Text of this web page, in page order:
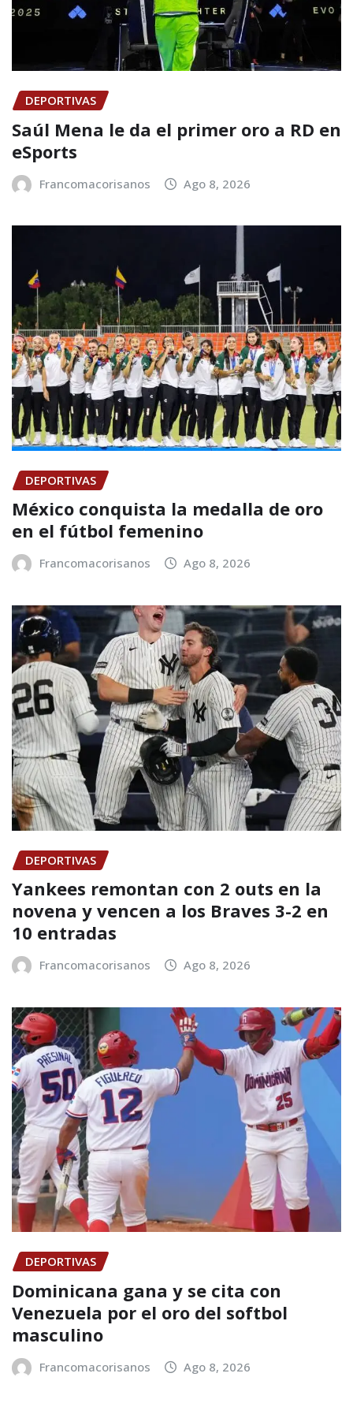
DEPORTIVAS
Saúl Mena le da el primer oro a RD en
eSports
Francomacorisanos Ago 8, 2026
DEPORTIVAS
México conquista la medalla de oro
en el fútbol femenino
Francomacorisanos Ago 8, 2026
DEPORTIVAS
Yankees remontan con 2 outs en la
novena y vencen a los Braves 3-2 en
10 entradas
Francomacorisanos Ago 8, 2026
DEPORTIVAS
Dominicana gana y se cita con
Venezuela por el oro del softbol
masculino
Francomacorisanos Ago 8, 2026